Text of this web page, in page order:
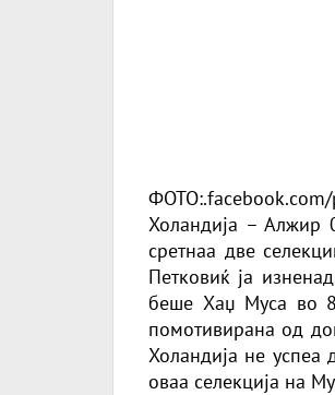
Холандија – Алжир
сретнаа две
Петковиќ ја
беше Хаџ Муса во
помотивирана од
Холандија не успеа
оваа селекција на